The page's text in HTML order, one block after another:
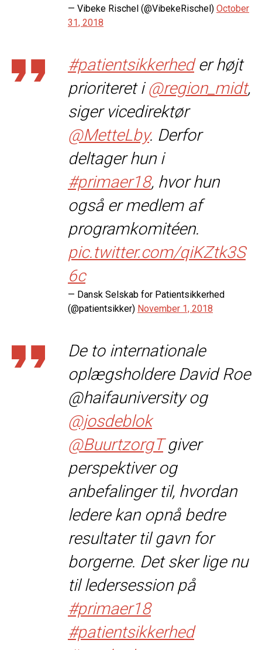
— Vibeke Rischel (@VibekeRischel) October
31, 2018
#patientsikkerheder højt
prioriteret i@region_midt,
siger vicedirektør
@MetteLby. Derfor
deltager hun i
#primaer18, hvor hun
også er medlem af
programkomitéen.
pic.twitter.com/qiKZtk3S
6c
— Dansk Selskab for Patientsikkerhed
(@patientsikker) November 1, 2018
De to internationale
oplægsholdere David Roe
@haifauniversity og
@josdeblok
@BuurtzorgTgiver
perspektiver og
anbefalinger til, hvordan
ledere kan opnå bedre
resultater til gavn for
borgerne. Det sker lige nu
til ledersession på
#primaer18
#patientsikkerhed